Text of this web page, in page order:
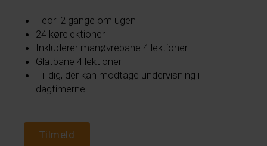
Teori 2 gange om ugen
24 kørelektioner
Inkluderer manøvrebane 4 lektioner
Glatbane 4 lektioner
Til dig, der kan modtage undervisning i
dagtimerne
Tilmeld